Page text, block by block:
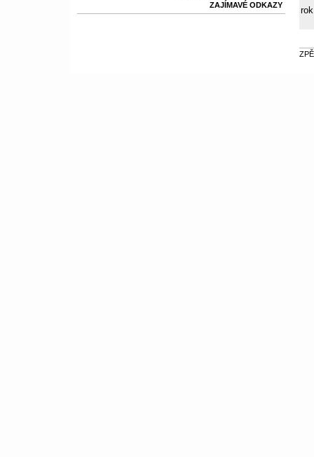
ZAJÍMAVÉ ODKAZY